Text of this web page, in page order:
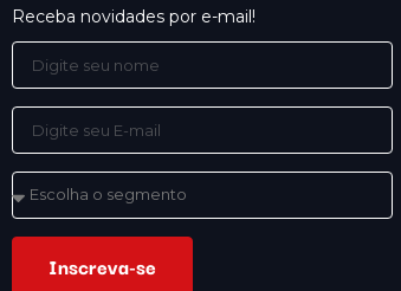
Receba novidades por e-mail!
Inscreva-se